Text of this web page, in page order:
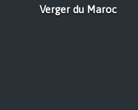
Verger du Maroc